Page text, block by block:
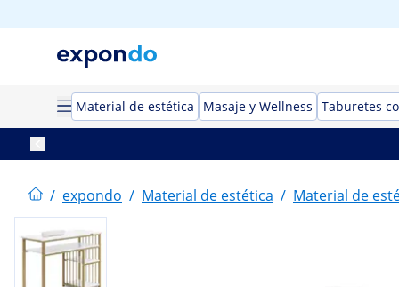
Material de estética Masaje y Wellness Taburetes
/ expondo / Material de estética / Material de